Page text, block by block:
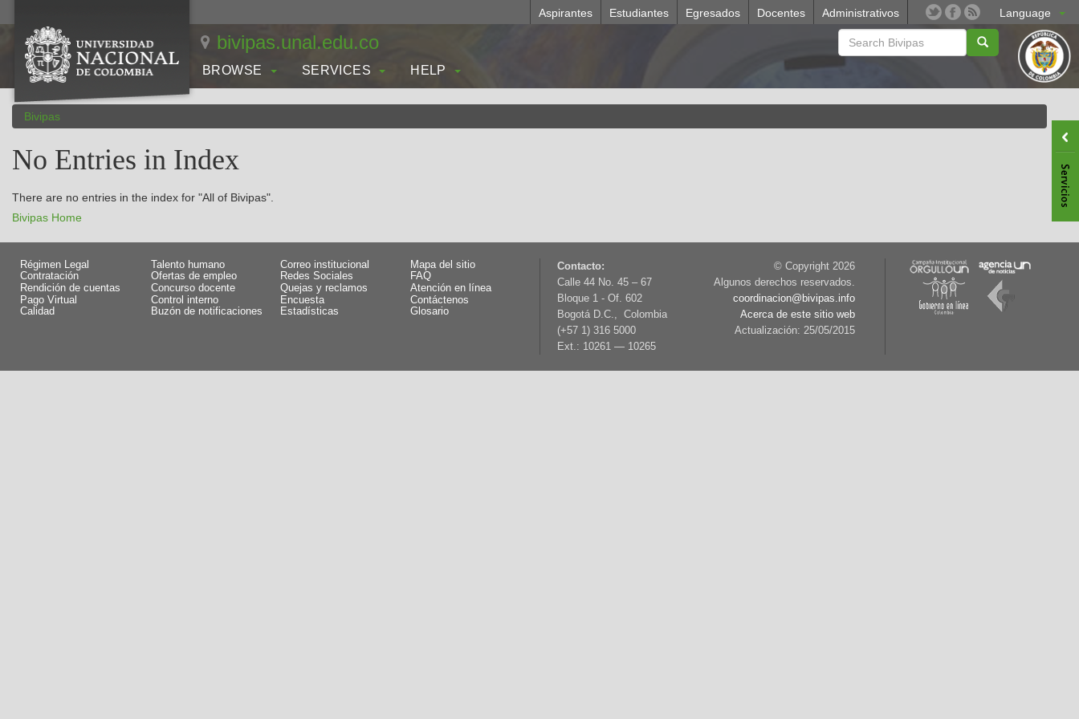
Language
Aspirantes Estudiantes Egresados Docentes Administrativos
bivipas.unal.edu.co
BROWSE SERVICES HELP
Bivipas
No Entries in Index
There are no entries in the index for "All of Bivipas".
Bivipas Home
Régimen Legal
Talento humano
Contratación
Ofertas de empleo
Rendición de cuentas
Concurso docente
Pago Virtual
Control interno
Calidad
Buzón de notificaciones
Correo institucional
Mapa del sitio
Redes Sociales
FAQ
Quejas y reclamos
Atención en línea
Encuesta
Contáctenos
Estadísticas
Glosario
Contacto:
Calle 44 No. 45 – 67
Bloque 1 - Of. 602
Bogotá D.C., Colombia
(+57 1) 316 5000
Ext.: 10261 — 10265
© Copyright 2026
Algunos derechos reservados.
coordinacion@bivipas.info
Acerca de este sitio web
Actualización: 25/05/2015